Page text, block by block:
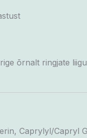
õrnalt ringjate
Caprylyl/Capryl